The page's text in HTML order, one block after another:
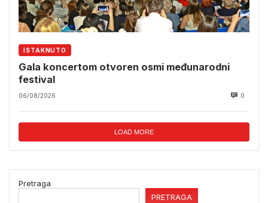
ISTAKNUTO
Gala koncertom otvoren osmi međunarodni
festival
06/08/2026 0
LOAD MORE
Pretraga
PRETRAGA